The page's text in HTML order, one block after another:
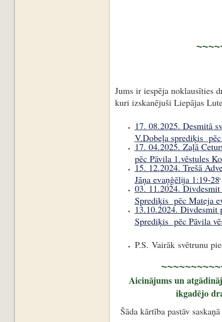
Jums ir iespēja noklausīties
kuri izskanējuši Liepājas
17. 08.2025. Desmitā
V.Dobeļa sprediķis
17. 04.2025. Zaļā
pēc Pāvila 1.vēstules
15. 12.2024. Trešā
Jāņa evaņģēlija 1:19-28
03. 11.2024. Divdesmit
Sprediķis pēc Mateja
13.10.2024. Divdesmit
Sprediķis pēc Pāvila
P.S. Vairāk svētrunu
Aicinājums un
ikgadējo
Šāda kārtība pastāv